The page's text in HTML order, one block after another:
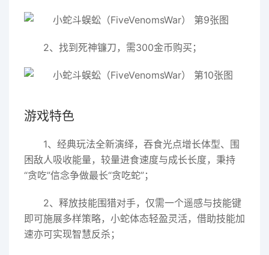
2、找到死神镰刀，需300金币购买；
游戏特色
1、经典玩法全新演绎，吞食光点增长体型、围
困敌人吸收能量，较量进食速度与成长长度，秉持
“贪吃”信念争做最长“贪吃蛇”；
2、释放技能围猎对手，仅需一个遥感与技能键
即可施展多样策略，小蛇体态轻盈灵活，借助技能加
速亦可实现智慧反杀；